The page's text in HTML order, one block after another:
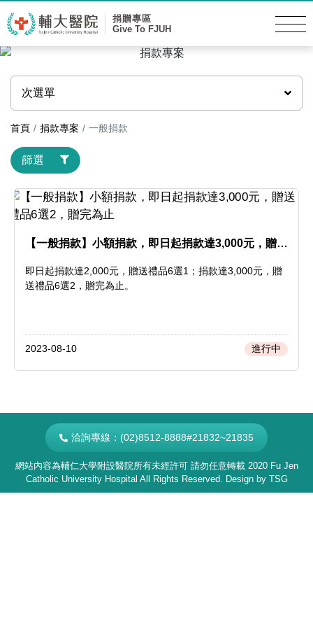
捐贈專區
Give To FJUH
次選單
首頁 捐款專案 一般捐款
篩選
【一般捐款】小額捐款，即日起捐款達3,000元，贈送
即日起捐款達2,000元，贈送禮品6選1；捐款達3,000元，贈
送禮品6選2，贈完為止。
2023-08-10 進行中
洽詢專線：(02)8512-8888#21832~21835
網站內容為輔仁大學附設醫院所有未經許可 請勿任意轉載 2020 Fu Jen
Catholic University Hospital All Rights Reserved. Design by TSG